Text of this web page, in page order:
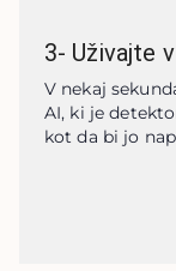
3- Uživajte
V nekaj
AI, ki je
kot da bi jo